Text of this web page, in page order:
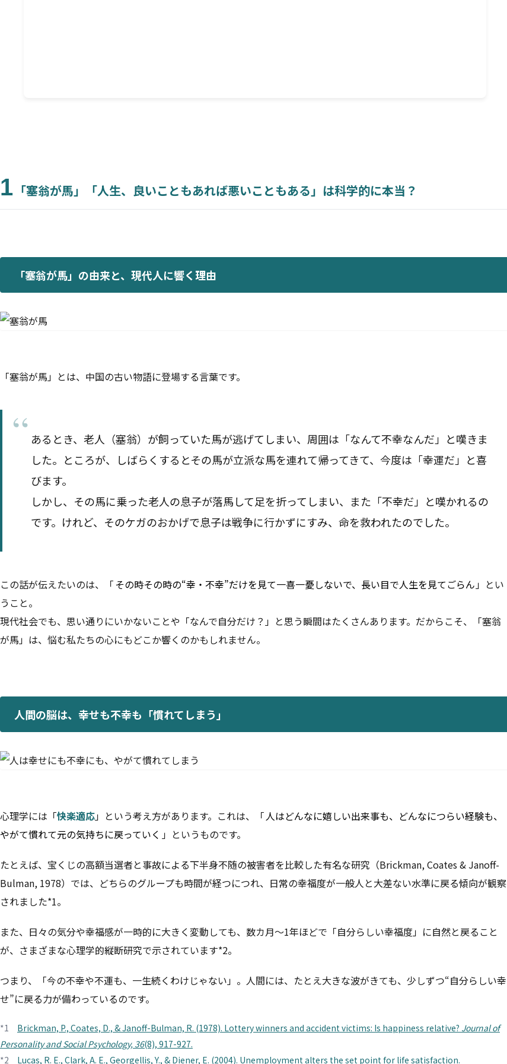
1 「塞翁が馬」「人生、良いこともあれば悪いこともある」は科学的に本当？
「塞翁が馬」の由来と、現代人に響く理由
「塞翁が馬」とは、中国の古い物語に登場する言葉です。
あるとき、老人（塞翁）が飼っていた馬が逃げてしまい、周囲は「なんて不幸なんだ」と嘆きま
した。ところが、しばらくするとその馬が立派な馬を連れて帰ってきて、今度は「幸運だ」と喜
びます。
しかし、その馬に乗った老人の息子が落馬して足を折ってしまい、また「不幸だ」と嘆かれるの
です。――けれど、そのケガのおかげで息子は戦争に行かずにすみ、命を救われたのでした。
この話が伝えたいのは、「その時その時の“幸・不幸”だけを見て一喜一憂しないで、長い目で人生を見てごらん」とい
うこと。
現代社会でも、思い通りにいかないことや「なんで自分だけ？」と思う瞬間はたくさんあります。だからこそ、「塞翁
が馬」は、悩む私たちの心にもどこか響くのかもしれません。
人間の脳は、幸せも不幸も「慣れてしまう」
心理学には「快楽適応」という考え方があります。これは、「人はどんなに嬉しい出来事も、どんなにつらい経験も、
やがて慣れて元の気持ちに戻っていく 」というものです。
たとえば、宝くじの高額当選者と事故による下半身不随の被害者を比較した有名な研究（Brickman, Coates & Janoff-
Bulman, 1978）では、どちらのグループも時間が経つにつれ、日常の幸福度が一般人と大差ない水準に戻る傾向が観察
されました*1。
また、日々の気分や幸福感が一時的に大きく変動しても、数カ月〜1年ほどで「自分らしい幸福度」に自然と戻ること
が、さまざまな心理学的縦断研究で示されています*2。
つまり、「今の不幸や不運も、一生続くわけじゃない」。人間には、たとえ大きな波がきても、少しずつ“自分らしい幸
せ”に戻る力が備わっているのです。
*1 Brickman, P., Coates, D., & Janoff-Bulman, R. (1978). Lottery winners and accident victims: Is happiness relative? Journal of
Personality and Social Psychology, 36(8), 917-927.
*2 Lucas, R. E., Clark, A. E., Georgellis, Y., & Diener, E. (2004). Unemployment alters the set point for life satisfaction.